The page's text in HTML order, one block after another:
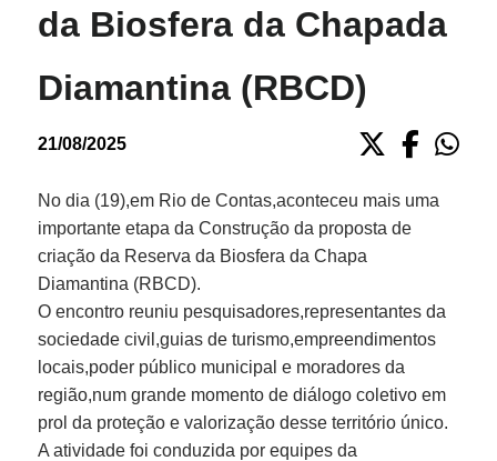
Servidor
Transparência
Videos
Fale conosco
Nome*
Telefone 1*
Telefone 2
Cidade/Estado
Assunto*
da Biosfera da Chapada
Diamantina (RBCD)
21/08/2025
No dia (19),em Rio de Contas,aconteceu mais uma
importante etapa da Construção da proposta de
criação da Reserva da Biosfera da Chapa
Diamantina (RBCD).
O encontro reuniu pesquisadores,representantes da
sociedade civil,guias de turismo,empreendimentos
locais,poder público municipal e moradores da
região,num grande momento de diálogo coletivo em
prol da proteção e valorização desse território único.
A atividade foi conduzida por equipes da